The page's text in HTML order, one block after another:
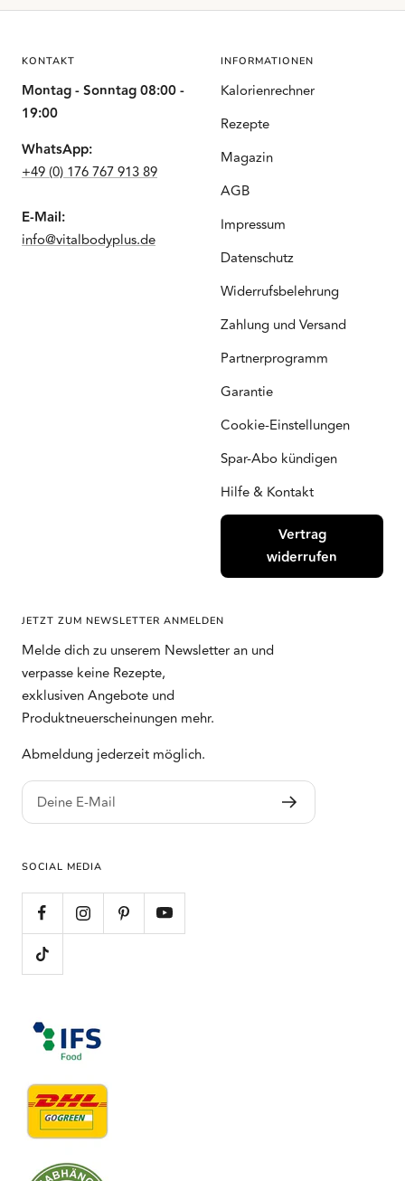
KONTAKT
Montag - Sonntag 08:00 -
19:00
WhatsApp:
+49 (0) 176 767 913 89
E-Mail:
info@vitalbodyplus.de
INFORMATIONEN
Kalorienrechner
Rezepte
Magazin
AGB
Impressum
Datenschutz
Widerrufsbelehrung
Zahlung und Versand
Partnerprogramm
Garantie
Cookie-Einstellungen
Spar-Abo kündigen
Hilfe & Kontakt
Vertrag
widerrufen
JETZT ZUM NEWSLETTER ANMELDEN
Melde dich zu unserem Newsletter an und
verpasse keine Rezepte,
exklusiven Angebote und
Produktneuerscheinungen mehr.
Abmeldung jederzeit möglich.
Deine E-Mail
SOCIAL MEDIA